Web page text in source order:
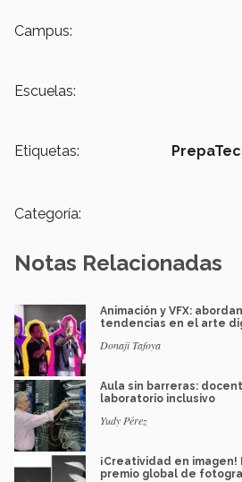
Campus:
Escuelas:
Etiquetas:
Categoría:
Notas Relacionadas
Animación y VFX:
tendencias en el arte
Donaji Tafoya
Aula sin barreras:
laboratorio inclusivo
Yudy Pérez
¡Creatividad en
premio global de